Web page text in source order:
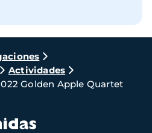
Actividades
Golden Apple Quartet